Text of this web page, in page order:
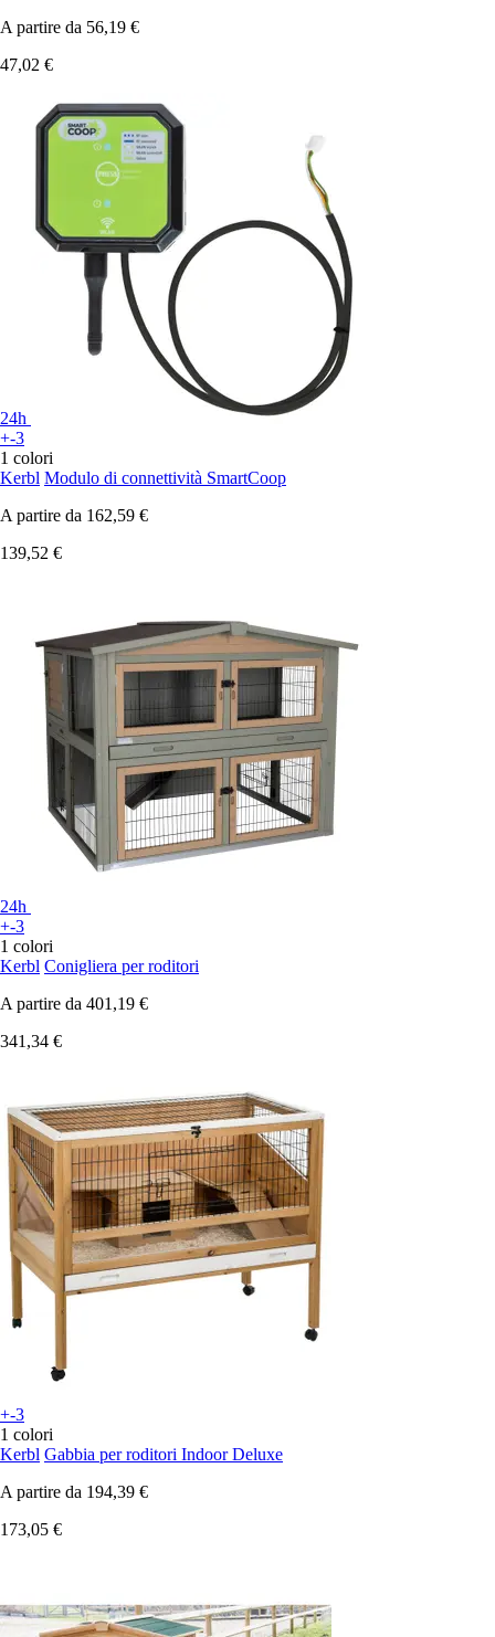
A partire da 56,19 €
47,02 €
24h
+-3
1 colori
Kerbl Modulo di connettività SmartCoop
A partire da 162,59 €
139,52 €
24h
+-3
1 colori
Kerbl Conigliera per roditori
A partire da 401,19 €
341,34 €
+-3
1 colori
Kerbl Gabbia per roditori Indoor Deluxe
A partire da 194,39 €
173,05 €